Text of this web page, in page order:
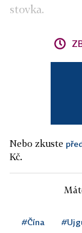
stovka.
Nebo zkuste
Kč.
#Čína